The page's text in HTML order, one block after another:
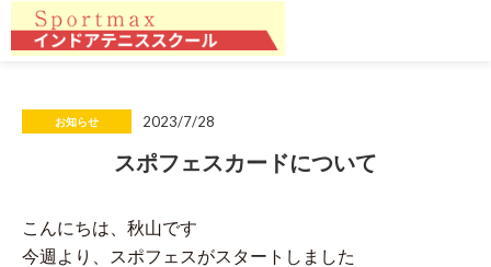
お知らせ 2023/7/28
スポフェスカードについて
こんにちは、秋山です
今週より、スポフェスがスタートしました